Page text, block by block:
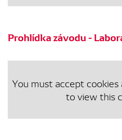
Prohlídka závodu -
You must accept cookies
to view this